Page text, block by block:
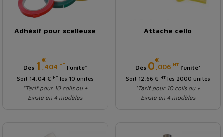
Adhésif pour scelleuse
Prix
Dès 1 €
,404 HT l'unité*
Soit 14,04 € HTles 10 unités
*Tarif pour 10 colis ou +
Existe en 4 modèles
Attache cello
Prix
Dès 0€
,006 HT l'unité*
Soit 12,66 € HTles 2000 unités
*Tarif pour 10 colis ou +
Existe en 4 modèles